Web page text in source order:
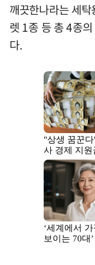
깨끗한나라는 세
렛 1종 등 총 4종
다.